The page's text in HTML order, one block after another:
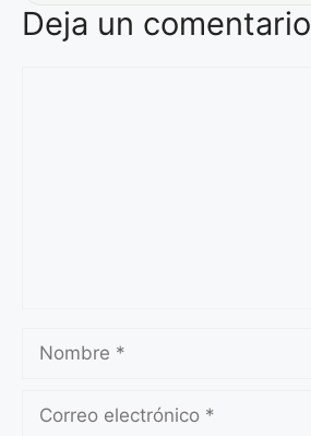
Deja un comentario
Nombre
Correo